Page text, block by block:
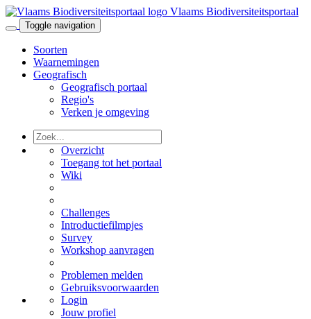
Vlaams Biodiversiteitsportaal
Toggle navigation
Soorten
Waarnemingen
Geografisch
Geografisch portaal
Regio's
Verken je omgeving
Overzicht
Toegang tot het portaal
Wiki
Challenges
Introductiefilmpjes
Survey
Workshop aanvragen
Problemen melden
Gebruiksvoorwaarden
Login
Jouw profiel